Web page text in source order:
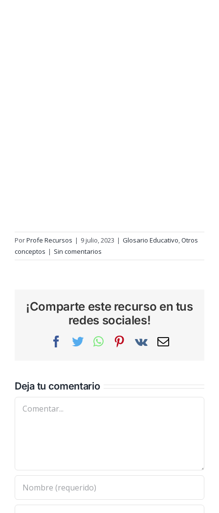
PorProfe Recursos | 9 julio, 2023 | Glosario Educativo,Otros
conceptos | Sin comentarios
¡Comparte este recurso en tus
redes sociales!
Facebook
TwitterWhatsAppPinterest
Vk
Correo
Deja tu comentario
Comentar